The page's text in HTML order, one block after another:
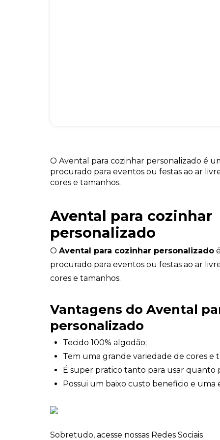
O Avental para cozinhar personalizado é
procurado para eventos ou festas ao ar
cores e tamanhos.
Avental para cozinhar
personalizado
O Avental para cozinhar personalizado
procurado para eventos ou festas ao ar
cores e tamanhos.
Vantagens do Avental
personalizado
Tecido 100% algodão;
Tem uma grande variedade de cores e
É super pratico tanto para usar quanto
Possui um baixo custo beneficio e
Sobretudo, acesse nossas Redes Sociais